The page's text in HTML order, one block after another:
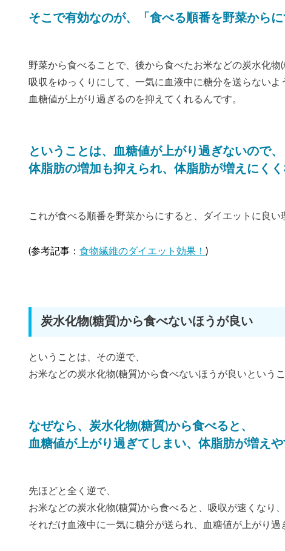
そこで有効なのが、「食べる順番を野菜からに
野菜から食べることで、後から食べたお米などの炭水化物(
吸収をゆっくりにして、一気に血液中に糖分を送らないよ
血糖値が上がり過ぎるのを抑えてくれるんです。
ということは、血糖値が上がり過ぎないので、
体脂肪の増加も抑えられ、体脂肪が増えにくく
これが食べる順番を野菜からにすると、ダイエットに良い
(参考記事： 食物繊維のダイエット効果！ )
炭水化物(糖質)から食べないほうが良い
ということは、その逆で、
お米などの炭水化物(糖質)から食べないほうが良いというこ
なぜなら、炭水化物(糖質)から食べると、
血糖値が上がり過ぎてしまい、体脂肪が増えや
先ほどと全く逆で、
お米などの炭水化物(糖質)から食べると、吸収が速くなり、
それだけ血液中に一気に糖分が送られ、血糖値が上がり過